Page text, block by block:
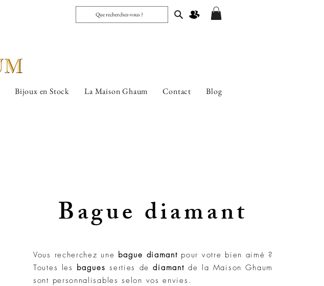
Bijoux en Stock La Maison Ghaum Contact Blog
Bague diamant
Vous recherchez une bague diamant pour votre bien aimé ?
Toutes les bagues serties dediamant de la Maison Ghaum
sont personnalisables selon vos envies.